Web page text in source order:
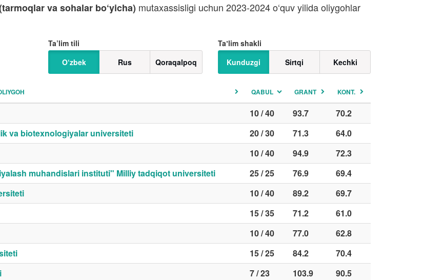
va sohalar bo‘yicha) mutaxassisligi uchun 2023-2024 o‘quv yilida oliygohlar
Taʼlim shakli
Kunduzgi
Sirtqi Kechki
Ta’lim tili
O‘zbek
Rus Qoraqalpoq
QABUL GRANT KONT.
10 / 40 93.7
70.2
va biotexnologiyalar universiteti
20 / 30 71.3
64.0
10 / 40 94.9
72.3
muhandislari instituti" Milliy tadqiqot universiteti
25 / 25 76.9
69.4
10 / 40 89.2
69.7
15 / 35 71.2
61.0
10 / 40 77.0
62.8
15 / 25 84.2
70.4
7 / 23 103.9
90.5